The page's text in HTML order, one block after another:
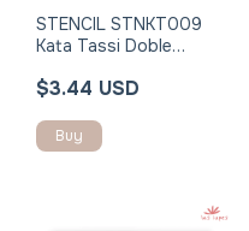
STENCIL STNKT009
Kata Tassi Doble
$3.44 USD